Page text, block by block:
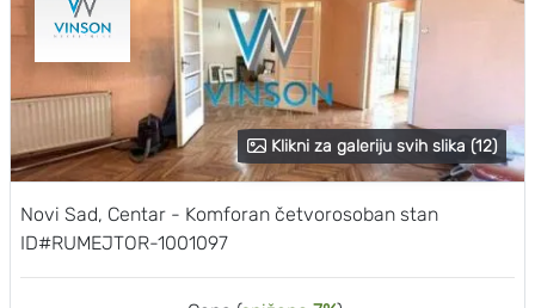
Klikni za galeriju svih slika (12)
Novi Sad, Centar - Komforan četvorosoban stan
ID#RUMEJTOR-1001097